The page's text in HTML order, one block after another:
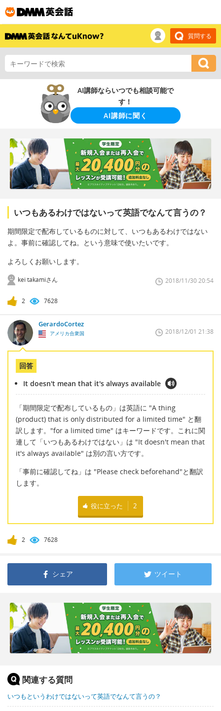
質問する
AI講師ならいつでも相談可能で
す！
AI講師に聞く
いつもあるわけではないって英語でなんて言うの？
期間限定で配布しているものに対して、いつもあるわけではない
よ。事前に確認してね。という意味で使いたいです。
よろしくお願いします。
kei takamiさん 2018/11/30 20:54
2 7628
GerardoCortez
アメリカ合衆国 2018/12/01 21:38
回答
It doesn't mean that it's always available
「期間限定で配布しているもの」は英語に "A thing
(product) that is only distributed for a limited time" と翻
訳します。"for a limited time" はキーワードです。これに関
連して「いつもあるわけではない」は "It doesn't mean that
it's always available" は別の言い方です。
「事前に確認してね」は "Please check beforehand"と翻訳
します。
役に立った 2
2 7628
シェア ツイート
関連する質問
いつもというわけではないって英語でなんて言うの？